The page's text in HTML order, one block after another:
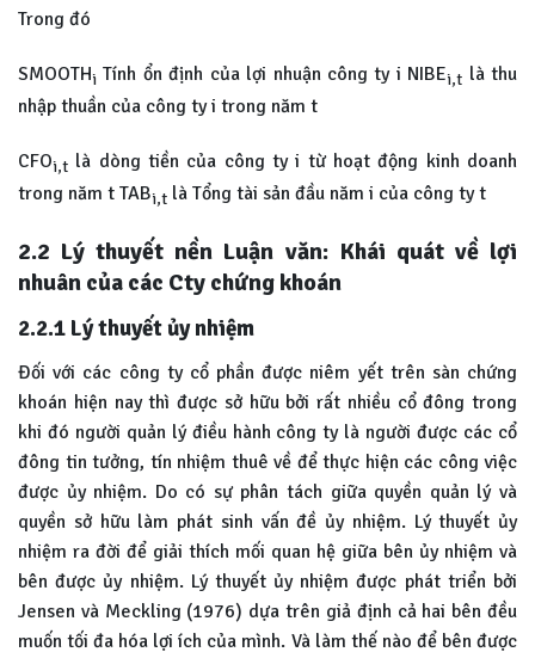
Trong đó
SMOOTHi Tính ổn định của lợi nhuận công ty i NIBEi,t là thu
nhập thuần của công ty i trong năm t
CFOi,t là dòng tiền của công ty i từ hoạt động kinh doanh
trong năm t TABi,t là Tổng tài sản đầu năm i của công ty t
2.2 Lý thuyết nền Luận văn: Khái quát về lợi
nhuân của các Cty chứng khoán
2.2.1 Lý thuyết ủy nhiệm
Đối với các công ty cổ phần được niêm yết trên sàn chứng
khoán hiện nay thì được sở hữu bởi rất nhiều cổ đông trong
khi đó người quản lý điều hành công ty là người được các cổ
đông tin tưởng, tín nhiệm thuê về để thực hiện các công việc
được ủy nhiệm. Do có sự phân tách giữa quyền quản lý và
quyền sở hữu làm phát sinh vấn đề ủy nhiệm. Lý thuyết ủy
nhiệm ra đời để giải thích mối quan hệ giữa bên ủy nhiệm và
bên được ủy nhiệm. Lý thuyết ủy nhiệm được phát triển bởi
Jensen và Meckling (1976) dựa trên giả định cả hai bên đều
muốn tối đa hóa lợi ích của mình. Và làm thế nào để bên được